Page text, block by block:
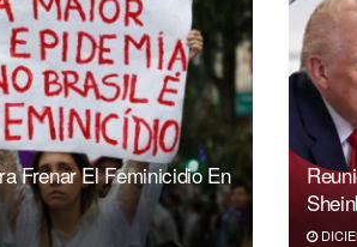
Frenar El Feminicidio En